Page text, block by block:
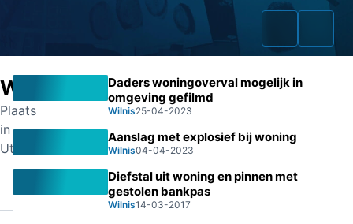
Wilnis
Plaats
in
Utrecht
Daders woningoverval mogelijk in
omgeving gefilmd
Wilnis25-04-2023
Aanslag met explosief bij woning
Wilnis04-04-2023
Diefstal uit woning en pinnen met
gestolen bankpas
Wilnis14-03-2017